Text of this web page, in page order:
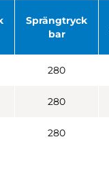
Sprängtryck
bar
280
280
280